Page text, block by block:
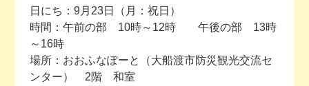
日にち：9月23日（月：祝日）
時間：午前の部 10時～12時 午後の部 13時
～16時
場所：おおふなぽーと（大船渡市防災観光交流セ
ンター） 2階 和室